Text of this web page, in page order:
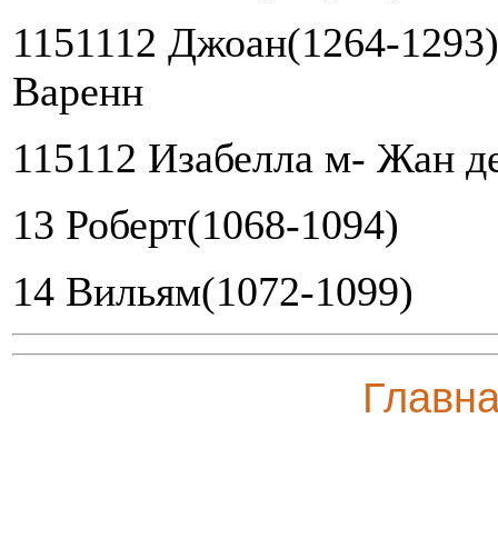
1151112 Джоан(1264-
Варенн
115112 Изабелла м- Жан
13 Роберт(1068-1094)
14 Вильям(1072-1099)